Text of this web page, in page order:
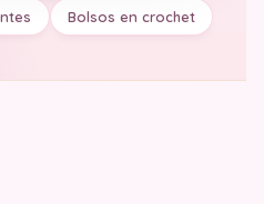
Bolsos en crochet